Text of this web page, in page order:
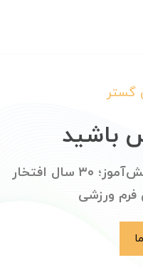
گستر
باشید
از دیروز تا امروز، هم‌گام با دانش‌آموز؛ ۳۰ سال افتخار
فرم ورزشی